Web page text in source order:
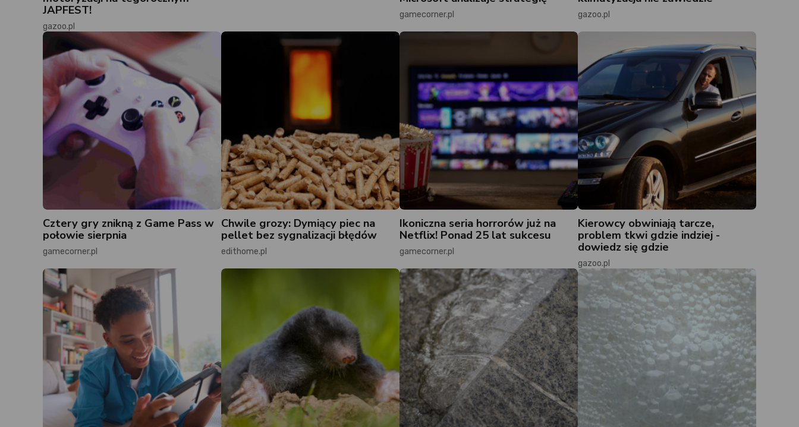
JAPFEST!
gazoo.pl
gamecorner.pl gazoo.pl
Cztery gry znikną z Game Pass w
połowie sierpnia
gamecorner.pl
Chwile grozy: Dymiący piec na
pellet bez sygnalizacji błędów
edithome.pl
Ikoniczna seria horrorów już na
Netflix! Ponad 25 lat sukcesu
gamecorner.pl
Kierowcy obwiniają tarcze,
problem tkwi gdzie indziej -
dowiedz się gdzie
gazoo.pl